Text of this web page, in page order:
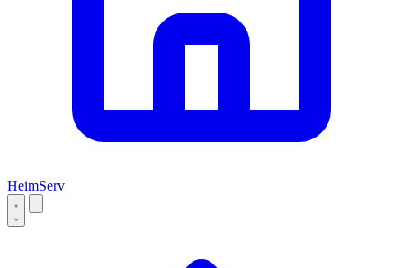
HeimServ